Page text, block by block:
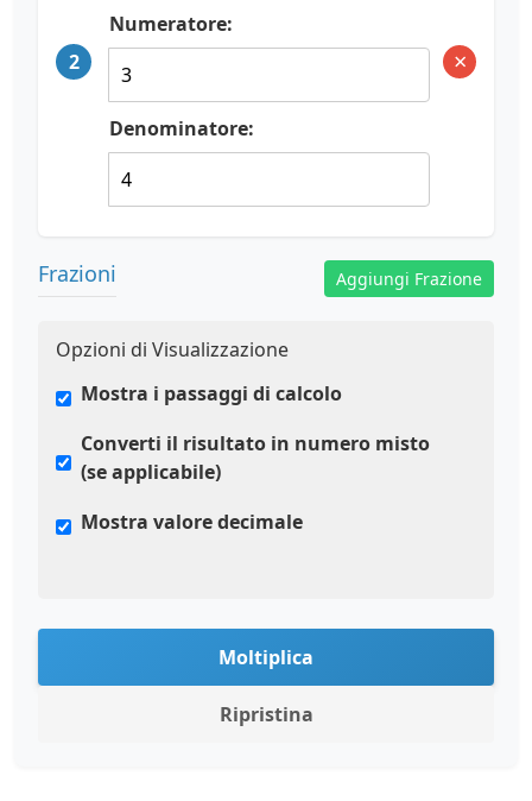
2
Numeratore:
Denominatore:
×
Frazioni Aggiungi Frazione
Opzioni di Visualizzazione
Mostra i passaggi di calcolo
Converti il risultato in numero misto
(se applicabile)
Mostra valore decimale
Moltiplica
Ripristina